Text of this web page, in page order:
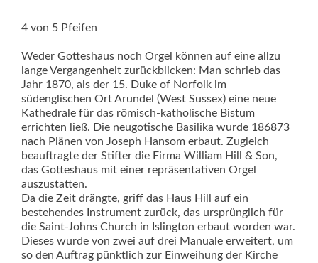
4 von 5 Pfeifen
Weder Gotteshaus noch Orgel können auf eine allzu
lange Vergangenheit zurückblicken: Man schrieb das
Jahr 1870, als der 15. Duke of Norfolk im
südenglischen Ort Arundel (West Sussex) eine neue
Kathedrale für das römisch-katholische Bistum
errichten ließ. Die neugotische Basilika wurde 186873
nach Plänen von Joseph Hansom erbaut. Zugleich
beauftragte der Stifter die Firma William Hill & Son,
das Gotteshaus mit einer repräsentativen Orgel
auszustatten.
Da die Zeit drängte, griff das Haus Hill auf ein
bestehendes Instrument zurück, das ursprünglich für
die Saint-Johns Church in Islington erbaut worden war.
Dieses wurde von zwei auf drei Manuale erweitert, um
so den Auftrag pünktlich zur Einweihung der Kirche